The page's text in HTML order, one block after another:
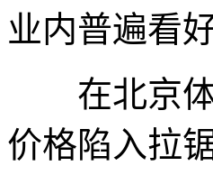
业内普遍看好
在北京体
价格陷入拉